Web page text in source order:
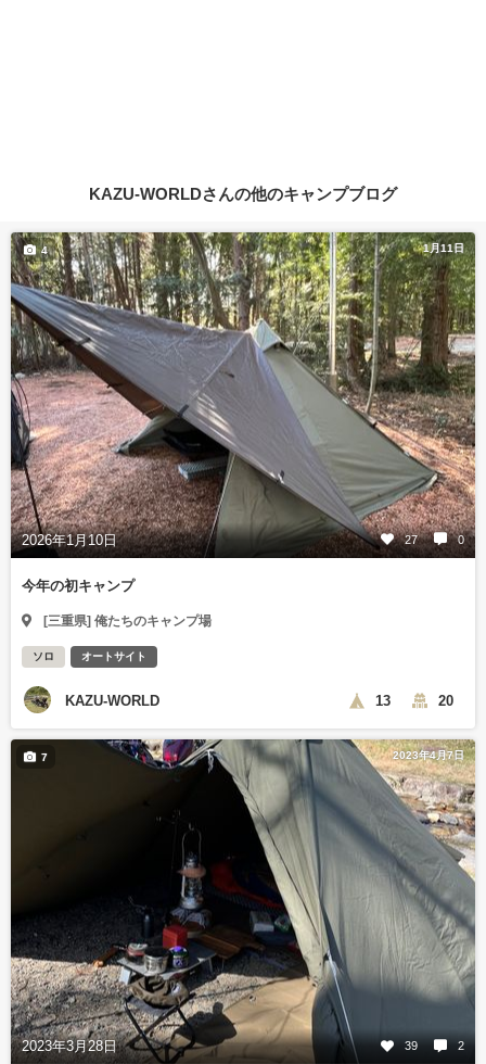
KAZU-WORLDさんの他のキャンプブログ
1月11日
2026年1月10日 27 0
4
今年の初キャンプ
[三重県] 俺たちのキャンプ場
ソロ オートサイト
KAZU-WORLD 13 20
2023年4月7日
2023年3月28日 39 2
7